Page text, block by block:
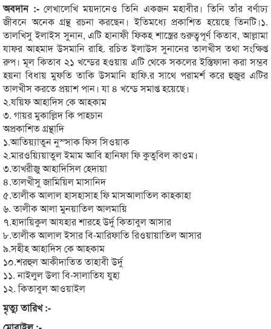
অবদান :-লেখালেখি ময়দানেও তিনি একজন মহাবীর। তিনি তাঁর বর্ণাঢ্য
জীবনে অনেক গ্রন্থ রচনা করছেন। ইতিমধ্যে প্রকাশিত হয়েছে তিনটি।১.
তালখিসু ইলাইস সুনান, এটি হানাফী ফিকহ শাস্ত্রের গুরুত্বপূর্ণ কিতাব, আল্লামা
যাফর আহমাদ উসমানি রাহি. রচিত ইলাউস সুনানের তালখীস তথা সংক্ষিপ্ত
রুপ। মূল কিতাব ২১ খন্ডের হওয়ায় এটি থেকে সকলের ইস্তিফাদা করা সম্ভব
হয়না বিধায় মুফতি তাকি উসমানি হাফি.র সাথে পরামর্শ করে হুজুর এটির
তালখীস করতে প্রয়াশ পান। যা ৪ খন্ডে সমাপ্ত হয়েছে।
২.যয়িফ আহাদিস কে আহকাম
৩. গায়র মুকাল্লিদ কি পাহচান
অপ্রকাশিত গ্রন্থাদি
১.আতিয়্যাতুন নুস্সাক ফিস সিওয়াক
২.মারওয়্যিয়াতুল ইমাম আবি হানিফা ফি কুতুবিল কাওম।
৩.তাখরীজু আহাদিসিল হেদায়া
৪.তালখীসু জামিয়িল মাসানিদ
৫.তালীক আলাল হাসহাসাহ ফি মাসআলাতিল কাহকাহা
৬. তালীক আলা মুনয়াতিল আলমায়ি
৭.হাদায়িকুল আযহার শারহে উর্দু কিতাবুল আসার
৮.তালীক আলাল ইসার বি-মারিফাতি রিওয়ায়াতিল আসার
৯.সহীহ আহাদিস কে আহকাম
১০.শরহুল আকীদাতিত তাহাবী উর্দু
১১. নাইলুল উলা বি-সালাতিয যুহা
১২. কিতাবুল আওয়াইল
মৃত্যু তারিখ :-